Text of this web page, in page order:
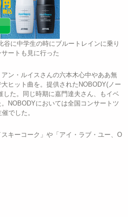
谷に中学生の時にブルートレインに乗り
ートも見に行った
ン・ルイスさんの六本木心中やああ無
ヒット曲を。提供されたNOBODY(ノー
した。同じ時期に嘉門達夫さん、もイベ
NOBODYにおいては全国コンサートツ
でした。
キーコーク」や「アイ・ラブ・ユー、O